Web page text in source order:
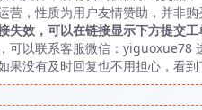
营，性质为用户友情赞助，并非
失效，可以在链接显示下方提交
可以联系客服微信：yiguoxue78
果没有及时回复也不用担心，看